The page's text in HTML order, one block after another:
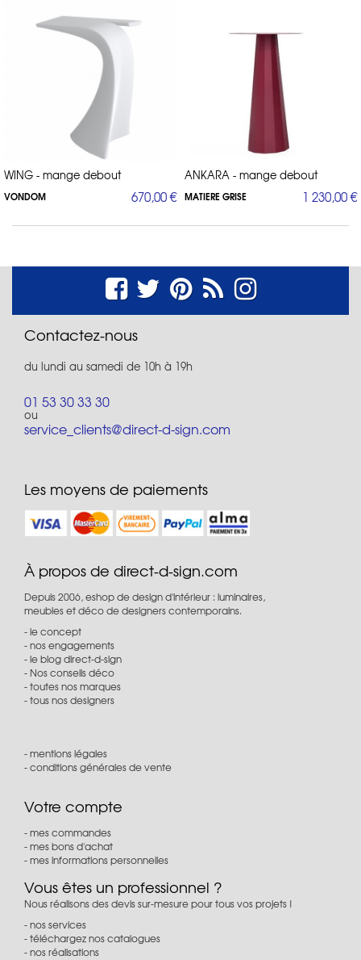
WING - mange debout
VONDOM 670,00 €
ANKARA - mange debout
MATIERE GRISE 1 230,00 €
Contactez-nous
du lundi au samedi de 10h à 19h
01 53 30 33 30
ou
service_clients@direct-d-sign.com
Les moyens de paiements
À propos de direct-d-sign.com
Depuis 2006, eshop de design d'intérieur : luminaires,
meubles et déco de designers contemporains.
le concept
nos engagements
le blog direct-d-sign
Nos conseils déco
toutes nos marques
tous nos designers
mentions légales
conditions générales de vente
Votre compte
mes commandes
mes bons d'achat
mes informations personnelles
Vous êtes un professionnel ?
Nous réalisons des devis sur-mesure pour tous vos projets !
nos services
téléchargez nos catalogues
nos réalisations